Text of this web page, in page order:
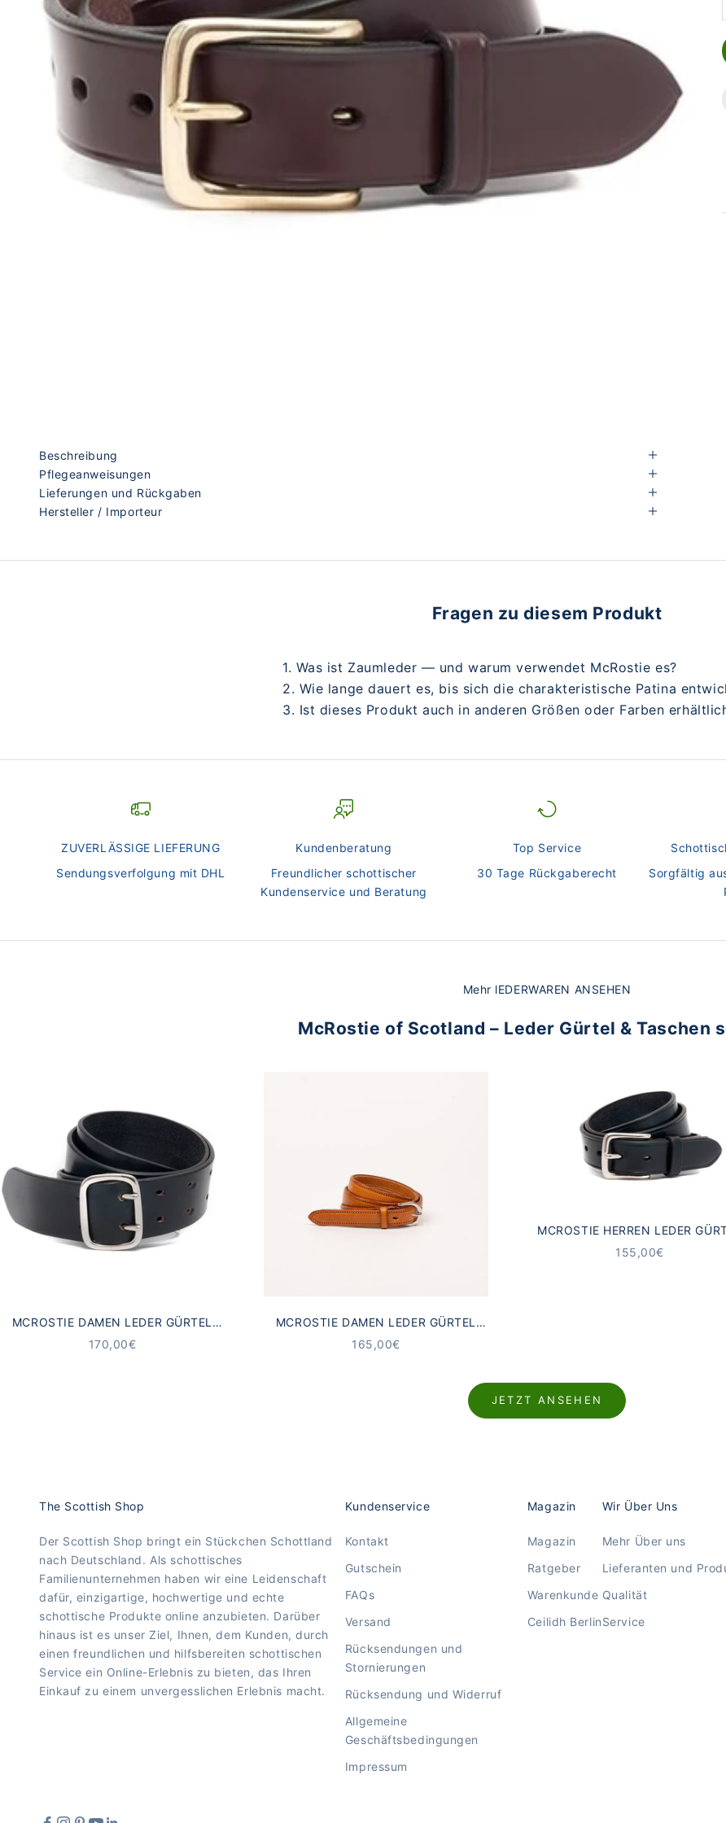
Beschreibung
Pflegeanweisungen
Lieferungen und Rückgaben
Hersteller / Importeur
Fragen zu diesem Produkt
1. Was ist Zaumleder — und warum verwendet McRostie es?
2. Wie lange dauert es, bis sich die charakteristische Patina
3. Ist dieses Produkt auch in anderen Größen oder Farben
ZUVERLÄSSIGE LIEFERUNG
Sendungsverfolgung mit DHL
Kundenberatung
Freundlicher schottischer
Kundenservice und Beratung
Top Service
30 Tage Rückgaberecht
Sorgfältig
Mehr lEDERWAREN ANSEHEN
McRostie of Scotland – Leder Gürtel & Taschen
MCROSTIE DAMEN LEDER GÜRTEL
SKAPA SCHWARZ | BREITER
ANGEBOT
170,00€
MCROSTIE DAMEN LEDER GÜRTEL
CLEVEDON BRAUN
ANGEBOT
165,00€
MCROSTIE HERREN LEDER
GLENAVON SCHWARZ
ANGEBOT
155,00€
JETZT ANSEHEN
The Scottish Shop
Der Scottish Shop bringt ein Stückchen Schottland
nach Deutschland. Als schottisches
Familienunternehmen haben wir eine Leidenschaft
dafür, einzigartige, hochwertige und echte
schottische Produkte online anzubieten. Darüber
hinaus ist es unser Ziel, Ihnen, dem Kunden, durch
einen freundlichen und hilfsbereiten schottischen
Service ein Online-Erlebnis zu bieten, das Ihren
Einkauf zu einem unvergesslichen Erlebnis macht.
Kundenservice
Kontakt
Gutschein
FAQs
Versand
Rücksendungen und
Stornierungen
Rücksendung und Widerruf
Allgemeine
Geschäftsbedingungen
Impressum
Magazin
Magazin
Ratgeber
Warenkunde
Ceilidh Berlin
Wir Über Uns
Mehr Über uns
Lieferanten und
Qualität
Service